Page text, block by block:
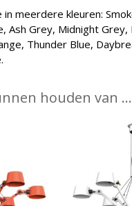
meerdere kleuren:
Ash Grey, Midnight Grey,
Thunder Blue,
houden van …